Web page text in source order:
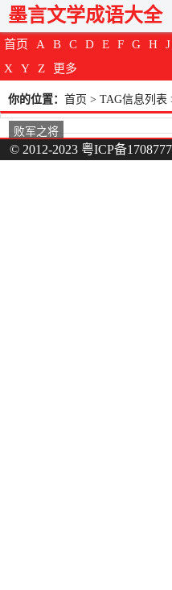
首页 A B C D E F G H J
X
Y Z 更多
墨言文学成语大全
你的位置： 首页 > TAG信息列表
败军之将
© 2012-2023 粤ICP备